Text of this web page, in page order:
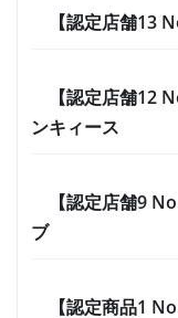
【認定店舗13
【認定店舗12
ンキィース
【認定店舗9
ブ
【認定商品1